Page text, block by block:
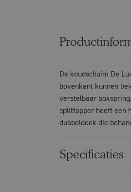
De koudschuim De
bovenkant kunnen
verstelbaar
splittopper heeft een
dubbeldoek die
Specificaties